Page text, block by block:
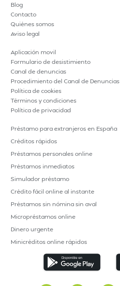
Blog
Contacto
Quiénes somos
Aviso legal
Aplicación movil
Formulario de desistimiento
Canal de denuncias
Procedimiento del Canal de Denuncias
Política de cookies
Términos y condiciones
Política de privacidad
Préstamo para extranjeros en España
Créditos rápidos
Préstamos personales online
Préstamos inmediatos
Simulador préstamo
Crédito fácil online al instante
Préstamos sin nómina sin aval
Micropréstamos online
Dinero urgente
Minicréditos online rápidos